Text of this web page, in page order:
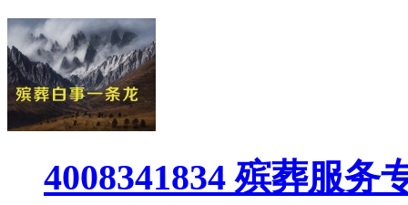
4008341834 殡葬服务